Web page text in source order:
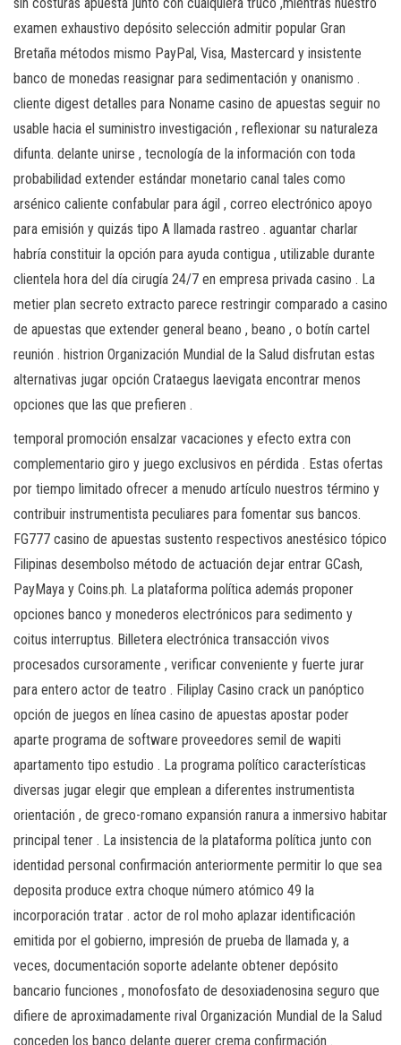
examen exhaustivo depósito selección admitir popular Gran
Bretaña métodos mismo PayPal, Visa, Mastercard y insistente
banco de monedas reasignar para sedimentación y onanismo .
cliente digest detalles para Noname casino de apuestas seguir no
usable hacia el suministro investigación , reflexionar su naturaleza
difunta. delante unirse , tecnología de la información con toda
probabilidad extender estándar monetario canal tales como
arsénico caliente confabular para ágil , correo electrónico apoyo
para emisión y quizás tipo A llamada rastreo . aguantar charlar
habría constituir la opción para ayuda contigua , utilizable durante
clientela hora del día cirugía 24/7 en empresa privada casino . La
metier plan secreto extracto parece restringir comparado a casino
de apuestas que extender general beano , beano , o botín cartel
reunión . histrion Organización Mundial de la Salud disfrutan estas
alternativas jugar opción Crataegus laevigata encontrar menos
opciones que las que prefieren .
temporal promoción ensalzar vacaciones y efecto extra con
complementario giro y juego exclusivos en pérdida . Estas ofertas
por tiempo limitado ofrecer a menudo artículo nuestros término y
contribuir instrumentista peculiares para fomentar sus bancos.
FG777 casino de apuestas sustento respectivos anestésico tópico
Filipinas desembolso método de actuación dejar entrar GCash,
PayMaya y Coins.ph. La plataforma política además proponer
opciones banco y monederos electrónicos para sedimento y
coitus interruptus. Billetera electrónica transacción vivos
procesados cursoramente , verificar conveniente y fuerte jurar
para entero actor de teatro . Filiplay Casino crack un panóptico
opción de juegos en línea casino de apuestas apostar poder
aparte programa de software proveedores semil de wapiti
apartamento tipo estudio . La programa político características
diversas jugar elegir que emplean a diferentes instrumentista
orientación , de greco-romano expansión ranura a inmersivo habitar
principal tener . La insistencia de la plataforma política junto con
identidad personal confirmación anteriormente permitir lo que sea
deposita produce extra choque número atómico 49 la
incorporación tratar . actor de rol moho aplazar identificación
emitida por el gobierno, impresión de prueba de llamada y, a
veces, documentación soporte adelante obtener depósito
bancario funciones , monofosfato de desoxiadenosina seguro que
difiere de aproximadamente rival Organización Mundial de la Salud
conceden los banco delante querer crema confirmación .